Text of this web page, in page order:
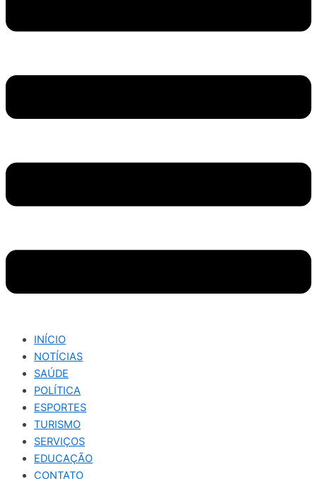
INÍCIO
NOTÍCIAS
SAÚDE
POLÍTICA
ESPORTES
TURISMO
SERVIÇOS
EDUCAÇÃO
CONTATO